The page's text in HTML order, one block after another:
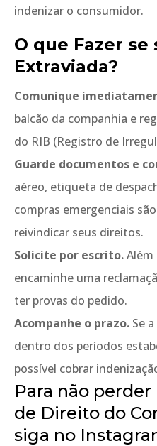
indenizar o consumidor.
O que Fazer se
Extraviada?
Comunique
balcão da companhia e
do RIB (Registro de
Guarde documentos e
aéreo, etiqueta de
compras emergenciais
reivindicar seus direitos.
Solicite por escrito.Além
encaminhe uma
ter provas do pedido.
Acompanhe o prazo. Se
dentro dos períodos
possível cobrar
Para não
de Direito do
siga no